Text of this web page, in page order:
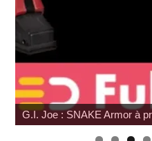
G.I. Joe : SNAKE Armor à